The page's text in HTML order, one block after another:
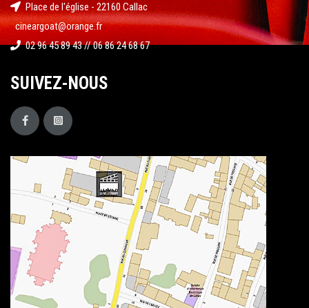
Place de l'église - 22160 Callac
cineargoat@orange.fr
02 96 45 89 43 // 06 86 24 68 67
SUIVEZ-NOUS